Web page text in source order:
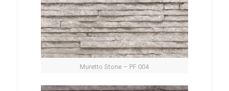
Muretto Stone – PF 004